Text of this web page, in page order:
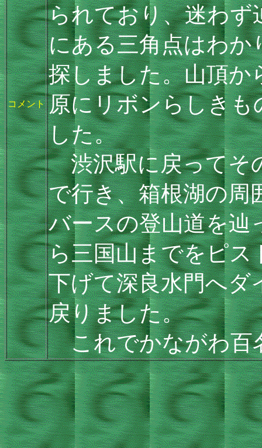
コメント
られており、迷わず
にある三角点はわか
探しました。山頂か
原にリボンらしき
した。
渋沢駅に戻ってそ
で行き、箱根湖の周
バースの登山道を辿
ら三国山までをピス
下げて深良水門へダ
戻りました。
これでかながわ百